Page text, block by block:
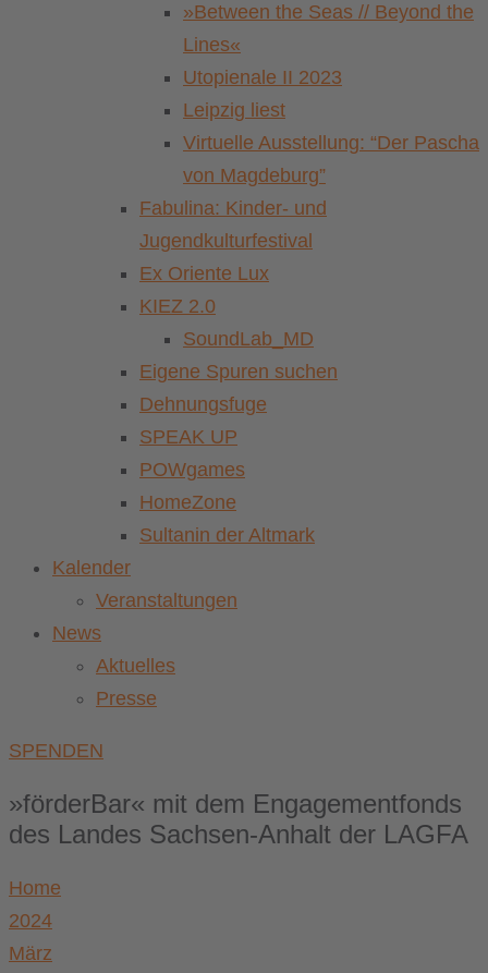
»Between the Seas // Beyond the
Lines«
Utopienale II 2023
Leipzig liest
Virtuelle Ausstellung: “Der Pascha
von Magdeburg”
Fabulina: Kinder- und
Jugendkulturfestival
Ex Oriente Lux
KIEZ 2.0
SoundLab_MD
Eigene Spuren suchen
Dehnungsfuge
SPEAK UP
POWgames
HomeZone
Sultanin der Altmark
Kalender
Veranstaltungen
News
Aktuelles
Presse
SPENDEN
»förderBar« mit dem Engagementfonds
des Landes Sachsen-Anhalt der LAGFA
Home
2024
März